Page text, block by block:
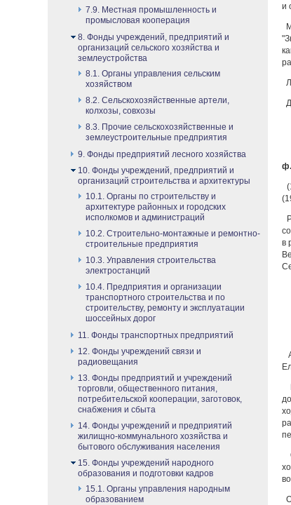
7.9. Местная промышленность и
промысловая кооперация
8. Фонды учреждений, предприятий и
организаций сельского хозяйства и
землеустройства
8.1. Органы управления сельским
хозяйством
8.2. Сельскохозяйственные артели,
колхозы, совхозы
8.3. Прочие сельскохозяйственные и
землеустроительные предприятия
9. Фонды предприятий лесного хозяйства
10. Фонды учреждений, предприятий и
организаций строительства и архитектуры
10.1. Органы по строительству и
архитектуре районных и городских
исполкомов и администраций
10.2. Строительно-монтажные и ремонтно-
строительные предприятия
10.3. Управления строительства
электростанций
10.4. Предприятия и организации
транспортного строительства и по
строительству, ремонту и эксплуатации
шоссейных дорог
11. Фонды транспортных предприятий
12. Фонды учреждений связи и
радиовещания
13. Фонды предприятий и учреждений
торговли, общественного питания,
потребительской кооперации, заготовок,
снабжения и сбыта
14. Фонды учреждений и предприятий
жилищно-коммунального хозяйства и
бытового обслуживания населения
15. Фонды учреждений народного
образования и подготовки кадров
15.1. Органы управления народным
образованием
и
ф.
в